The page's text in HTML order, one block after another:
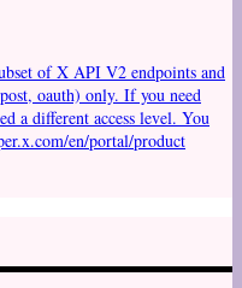
of X API V2 endpoints and
oauth) only. If you need
a different access level. You
en/portal/product